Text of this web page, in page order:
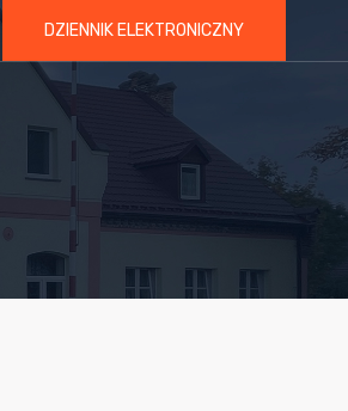
DZIENNIK ELEKTRONICZNY